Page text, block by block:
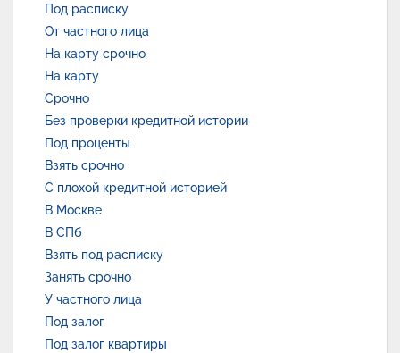
Под расписку
От частного лица
На карту срочно
На карту
Срочно
Без проверки кредитной истории
Под проценты
Взять срочно
С плохой кредитной историей
В Москве
В СПб
Взять под расписку
Занять срочно
У частного лица
Под залог
Под залог квартиры